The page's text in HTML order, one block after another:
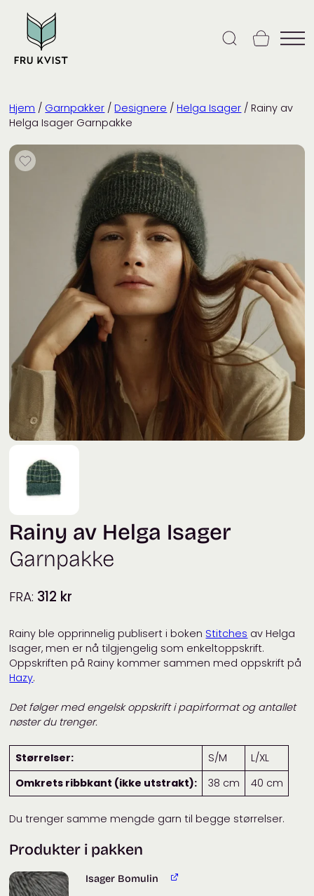
content
Hjem / Garnpakker / Designere / Helga Isager / Rainy av
Helga Isager Garnpakke
Rainy av Helga Isager
Garnpakke
FRA: 312 kr
Rainy ble opprinnelig publisert i boken Stitches av Helga
Isager, men er nå tilgjengelig som enkeltoppskrift.
Oppskriften på Rainy kommer sammen med oppskrift på
Hazy.
Det følger med engelsk oppskrift i papirformat og antallet
nøster du trenger.
Størrelser: S/M
L/XL
Omkrets ribbkant (ikke utstrakt):
38 cm 40 cm
Du trenger samme mengde garn til begge størrelser.
Produkter i pakken
Isager Bomulin